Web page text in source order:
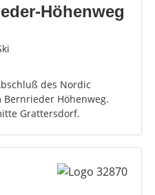
Höhenweg
des Nordic
Bernrieder Höhenweg.
Grattersdorf.